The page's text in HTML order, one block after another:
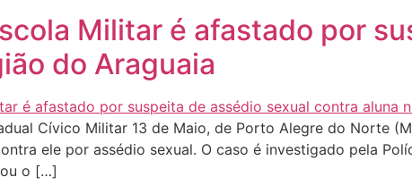
Militar é afastado por
do Araguaia
Cívico Militar 13 de Maio, de Porto Alegre do Norte
ele por assédio sexual. O caso é investigado pela
o […]